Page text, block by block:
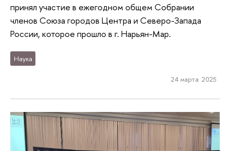
принял участие в ежегодном общем Собрании
членов Союза городов Центра и Северо-Запада
России, которое прошло в г. Нарьян-Мар.
Наука
24 марта 2025